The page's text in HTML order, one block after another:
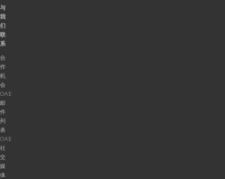
与
我
们
联
系
合
作
机
会
OAE
邮
件
列
表
OAE
社
交
媒
体